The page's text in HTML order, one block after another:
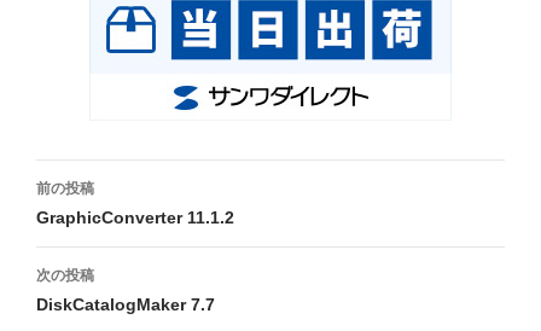
投
稿
ナ
ビ
前の投稿
GraphicConverter 11.1.2
次の投稿
DiskCatalogMaker 7.7